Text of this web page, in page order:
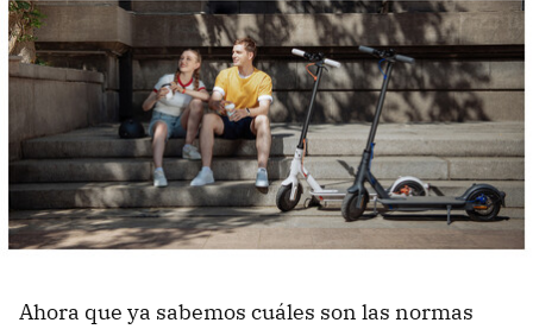
Ahora que ya sabemos cuáles son las normas